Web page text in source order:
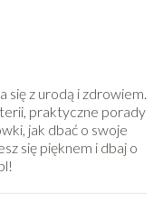
się z urodą i zdrowiem.
praktyczne porady
jak dbać o swoje
się pięknem i dbaj o